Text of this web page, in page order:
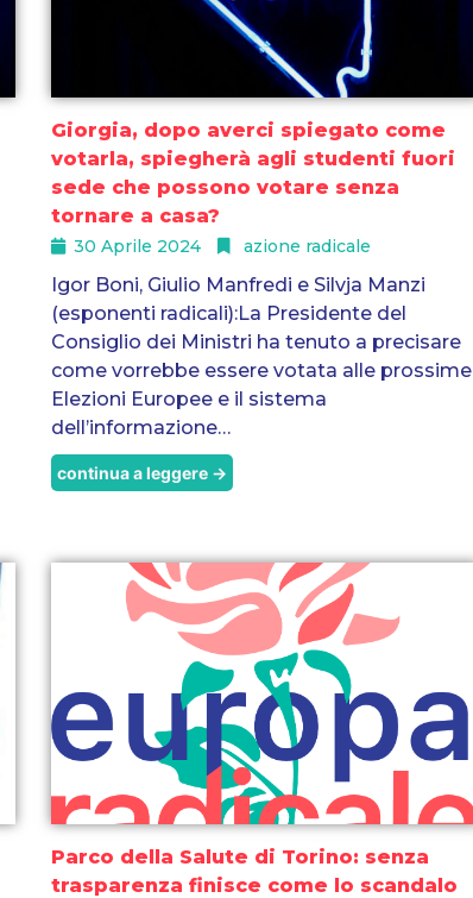
Giorgia, dopo averci spiegato come
votarla, spiegherà agli studenti fuori
sede che possono votare senza
tornare a casa?
30 Aprile 2024 azione radicale
Igor Boni, Giulio Manfredi e Silvja Manzi
(esponenti radicali):La Presidente del
Consiglio dei Ministri ha tenuto a precisare
come vorrebbe essere votata alle prossime
Elezioni Europee e il sistema
dell’informazione…
continua a leggere →
Parco della Salute di Torino: senza
trasparenza finisce come lo scandalo